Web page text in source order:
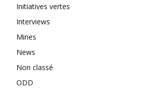
Initiatives vertes
Interviews
Mines
News
Non classé
ODD